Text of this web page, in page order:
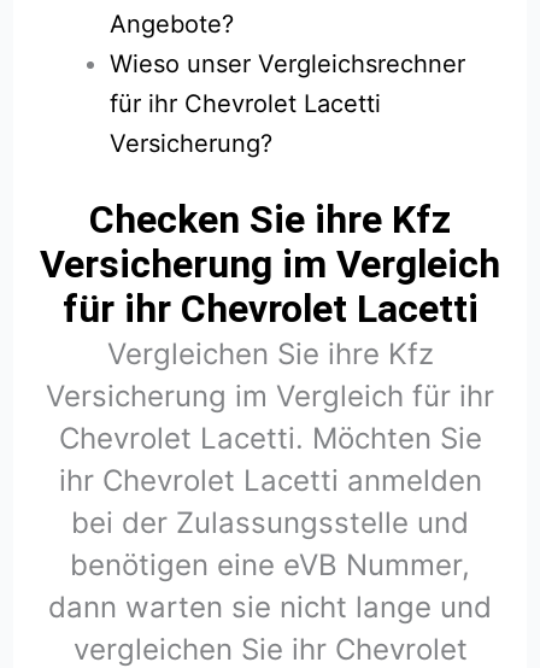
Angebote?
Wieso unser Vergleichsrechner
für ihr Chevrolet Lacetti
Versicherung?
Checken Sie ihre Kfz
Versicherung im Vergleich
für ihr Chevrolet Lacetti
Vergleichen Sie ihre Kfz
Versicherung im Vergleich für ihr
Chevrolet Lacetti. Möchten Sie
ihr Chevrolet Lacetti anmelden
bei der Zulassungsstelle und
benötigen eine eVB Nummer,
dann warten sie nicht lange und
vergleichen Sie ihr Chevrolet